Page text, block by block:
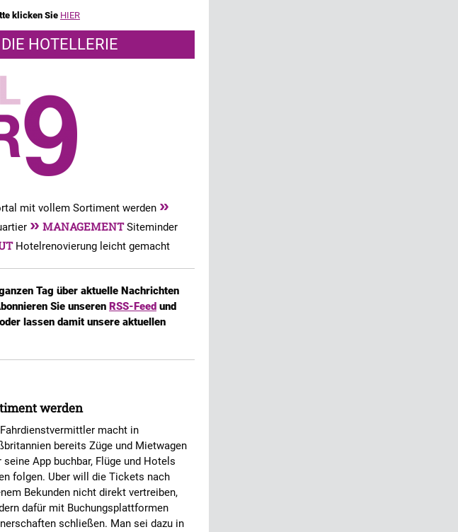
klicken Sie HIER
HOTELLERIE
mit vollem Sortiment werden »
» MANAGEMENTSiteminder
Hotelrenovierung leicht gemacht
Tag über aktuelle Nachrichten
Sie unseren RSS-Feed und
lassen damit unsere aktuellen
werden
macht in
bereits Züge und Mietwagen
seine App buchbar, Flüge und Hotels
folgen. Uber will die Tickets nach
Bekunden nicht direkt vertreiben,
dafür mit Buchungsplattformen
schließen. Man sei dazu in